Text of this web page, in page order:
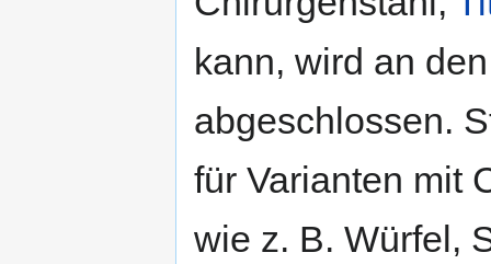
kann, wird an
abgeschlossen.
für Varianten mit
wie z. B. Würfel,